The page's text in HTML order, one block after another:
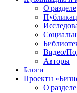
О разделе
Видео/
Авторы
Блоги
Проекты
О разделе